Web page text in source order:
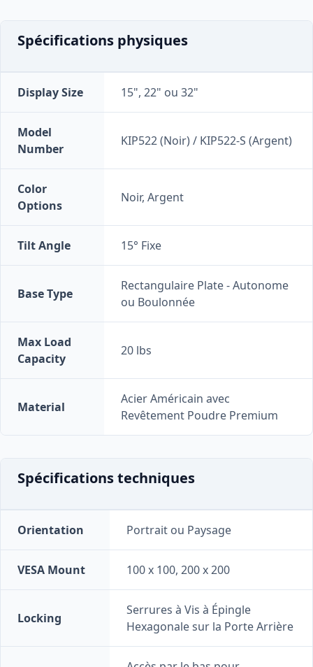
Spécifications physiques
Display Size 15", 22" ou 32"
Model
Number
KIP522 (Noir) / KIP522-S (Argent)
Color
Options
Noir, Argent
Tilt Angle 15° Fixe
Base Type
Rectangulaire Plate - Autonome
ou Boulonnée
Max Load
Capacity
20 lbs
Material
Acier Américain avec
Revêtement Poudre Premium
Spécifications techniques
Orientation Portrait ou Paysage
VESA Mount 100 x 100, 200 x 200
Locking
Serrures à Vis à Épingle
Hexagonale sur la Porte Arrière